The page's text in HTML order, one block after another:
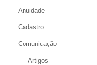
Anuidade
Cadastro
Comunicação
Artigos